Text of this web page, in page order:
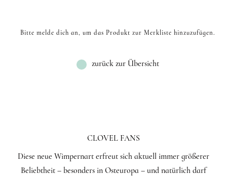
Bitte melde dich an, um das Produkt zur Merkliste hinzuzufügen.
zurück zur Übersicht
CLOVEL FANS
Diese neue Wimpernart erfreut sich aktuell immer größerer
Beliebtheit – besonders in Osteuropa – und natürlich darf